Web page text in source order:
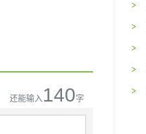
还能输入140字
>
>
>
>
>